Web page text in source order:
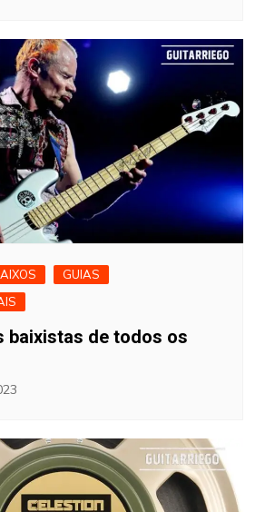
GUIAS
baixistas de todos os